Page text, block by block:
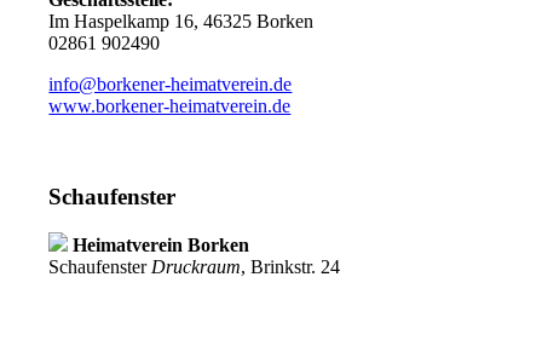
Im Haspelkamp 16, 46325 Borken
02861 902490
info@borkener-heimatverein.de
www.borkener-heimatverein.de
Schaufenster
Heimatverein Borken
SchaufensterDruckraum, Brinkstr. 24